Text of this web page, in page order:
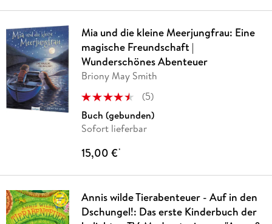
Mia und die kleine Meerjungfrau: Eine
magische Freundschaft |
Wunderschönes Abenteuer
Briony May Smith
(5)
Buch (gebunden)
Sofort lieferbar
15,00 €*
Annis wilde Tierabenteuer - Auf in den
Dschungel!: Das erste Kinderbuch der